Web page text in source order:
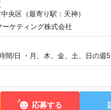
央区（最寄り駅：天神）
ーケティング株式会社
間/日 ・月、木、金、土、日の週
GW、お盆、年末年始等、長期
・残業ほぼナシ（0～5h/月）
応募する